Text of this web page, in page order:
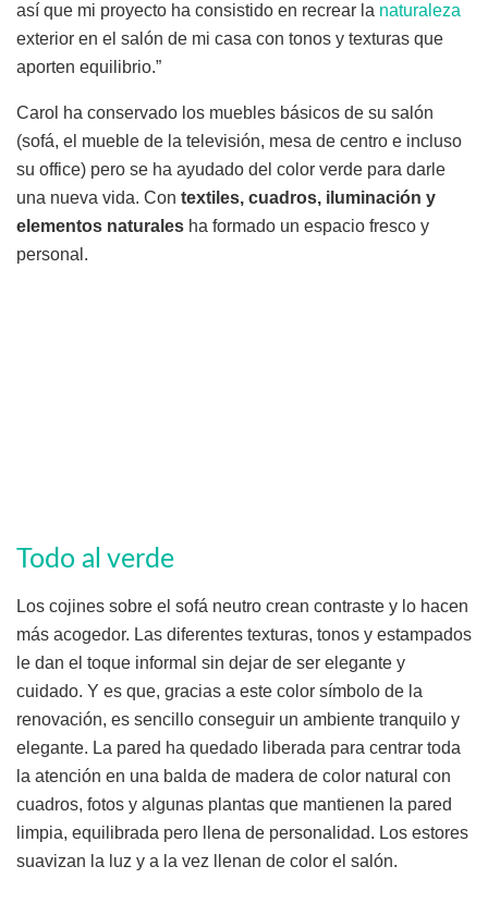
así que mi proyecto ha consistido en recrear la naturaleza
exterior en el salón de mi casa con tonos y texturas que
aporten equilibrio.”
Carol ha conservado los muebles básicos de su salón
(sofá, el mueble de la televisión, mesa de centro e incluso
su office) pero se ha ayudado del color verde para darle
una nueva vida. Con textiles, cuadros, iluminación y
elementos naturales ha formado un espacio fresco y
personal.
Todo al verde
Los cojines sobre el sofá neutro crean contraste y lo hacen
más acogedor. Las diferentes texturas, tonos y estampados
le dan el toque informal sin dejar de ser elegante y
cuidado. Y es que, gracias a este color símbolo de la
renovación, es sencillo conseguir un ambiente tranquilo y
elegante. La pared ha quedado liberada para centrar toda
la atención en una balda de madera de color natural con
cuadros, fotos y algunas plantas que mantienen la pared
limpia, equilibrada pero llena de personalidad. Los estores
suavizan la luz y a la vez llenan de color el salón.